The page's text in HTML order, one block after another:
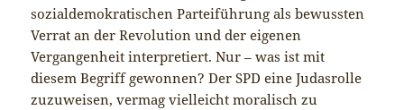
sozialdemokratischen Parteiführung als bewussten
Verrat an der Revolution und der eigenen
Vergangenheit interpretiert. Nur – was ist mit
diesem Begriff gewonnen? Der SPD eine Judasrolle
zuzuweisen, vermag vielleicht moralisch zu